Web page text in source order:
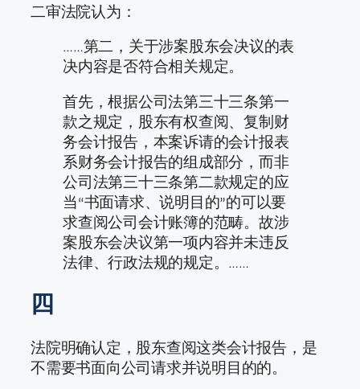
二审法院认为：
……第二，关于涉案股东会决议的表
决内容是否符合相关规定。
首先，根据公司法第三十三条第一
款之规定，股东有权查阅、复制财
务会计报告，本案诉请的会计报表
系财务会计报告的组成部分，而非
公司法第三十三条第二款规定的应
当“书面请求、说明目的”的可以要
求查阅公司会计账簿的范畴。故涉
案股东会决议第一项内容并未违反
法律、行政法规的规定。……
四
法院明确认定，股东查阅这类会计报告，是
不需要书面向公司请求并说明目的的。